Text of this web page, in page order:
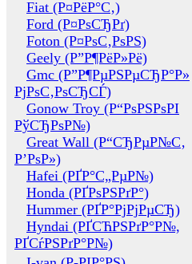
Fiat (Р¤РёР°С‚)
Ford (Р¤РѕСЂРґ)
Foton (Р¤РѕС‚РѕРЅ)
Geely (Р”Р¶РёР»Рё)
Gmc (Р”Р¶РµРЅРµСЂР°Р»
РјРѕС‚РѕСЂСЃ)
Gonow Troy (Р“РѕРЅРѕРІ
РўСЂРѕР№)
Great Wall (Р“СЂРµР№С‚
Р’РѕР»)
Hafei (РҐР°С„РµР№)
Honda (РҐРѕРЅРґР°)
Hummer (РҐР°РјРјРµСЂ)
Hyndai (РҐСЋРЅРґР°Р№,
РҐСѓРЅРґР°Р№)